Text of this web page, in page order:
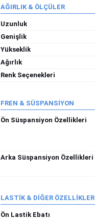
AĞIRLIK & ÖLÇÜLER
Uzunluk
Genişlik
Yükseklik
Ağırlık
Renk Seçenekleri
FREN & SÜSPANSİYON
Ön Süspansiyon Özellikleri
Arka Süspansiyon Özellikleri
LASTİK & DİĞER ÖZELLİKLER
Ön Lastik Ebatı